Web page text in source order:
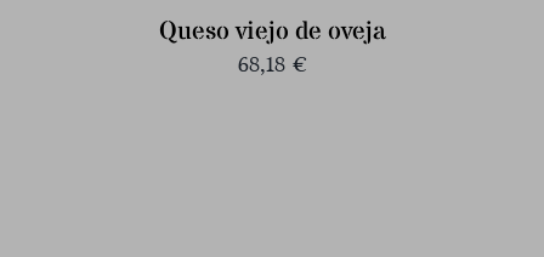
Queso viejo de oveja
68,18 €